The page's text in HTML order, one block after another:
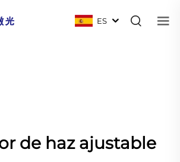
ES
de haz ajustable